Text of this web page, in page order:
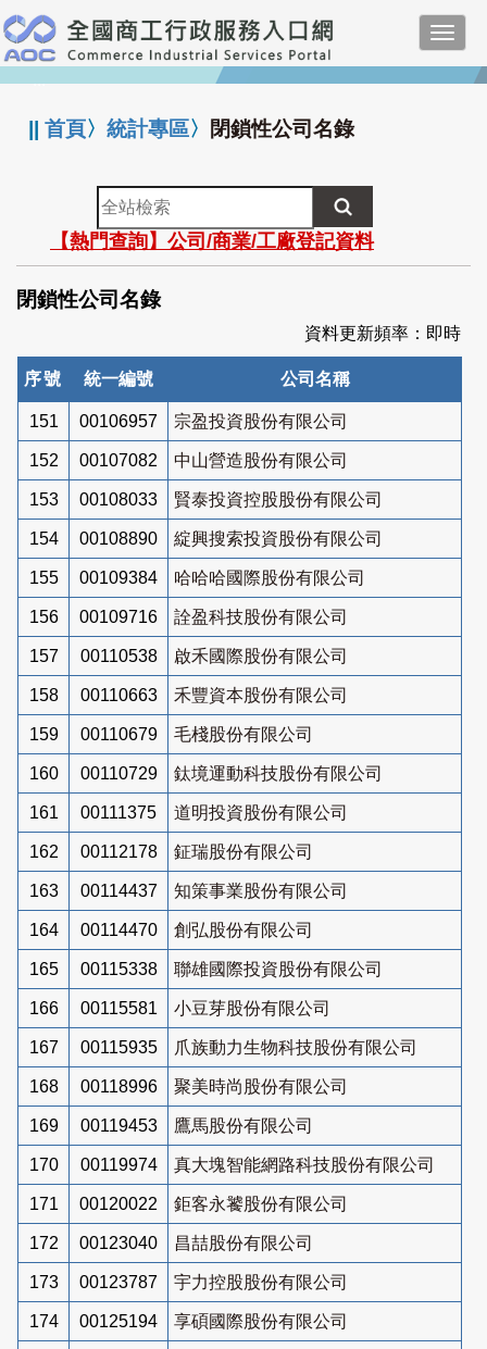
跳
到
主
要
:::
||首頁〉統計專區〉 閉鎖性公司名錄
全
站
檢
索
【熱門查詢】公司/商業/工廠登記資料
閉鎖性公司名錄
資料更新頻率：即時
序號 統一編號 公司名稱
151 00106957 宗盈投資股份有限公司
152 00107082 中山營造股份有限公司
153 00108033 賢泰投資控股股份有限公司
154 00108890 綻興搜索投資股份有限公司
155 00109384 哈哈哈國際股份有限公司
156 00109716 詮盈科技股份有限公司
157 00110538 啟禾國際股份有限公司
158 00110663 禾豐資本股份有限公司
159 00110679 毛棧股份有限公司
160 00110729 鈦境運動科技股份有限公司
161 00111375 道明投資股份有限公司
162 00112178 鉦瑞股份有限公司
163 00114437 知策事業股份有限公司
164 00114470 創弘股份有限公司
165 00115338 聯雄國際投資股份有限公司
166 00115581 小豆芽股份有限公司
167 00115935 爪族動力生物科技股份有限公司
168 00118996 聚美時尚股份有限公司
169 00119453 鷹馬股份有限公司
170 00119974 真大塊智能網路科技股份有限公司
171 00120022 鉅客永饕股份有限公司
172 00123040 昌喆股份有限公司
173 00123787 宇力控股股份有限公司
174 00125194 享碩國際股份有限公司